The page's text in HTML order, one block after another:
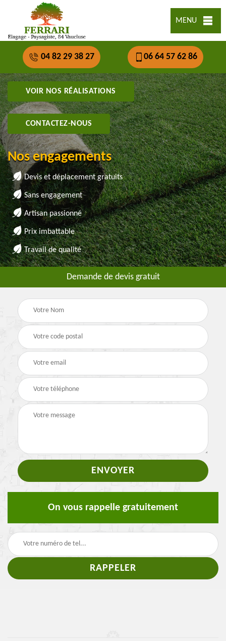
MENU
04 82 29 38 27 06 64 57 62 86
VOIR NOS RÉALISATIONS
CONTACTEZ-NOUS
Nos engagements
Devis et déplacement gratuits
Sans engagement
Artisan passionné
Prix imbattable
Travail de qualité
Demande de devis gratuit
On vous rappelle gratuitement